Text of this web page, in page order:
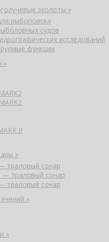
эхолоты »
рыбопоиска
судов
исследований
функции
»
II
»
траловый сонар
— траловый сонар
траловый сонар
»
»